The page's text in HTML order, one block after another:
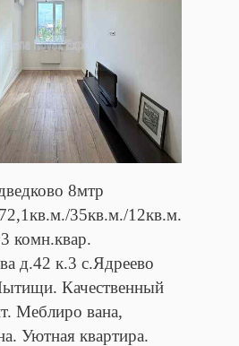
8мтр
72,1кв.м./35кв.м./12кв.м.
3 комн.квар.
д.42 к.3 с.Ядреево
Качественный
Меблиро вана,
Уютная квартира.